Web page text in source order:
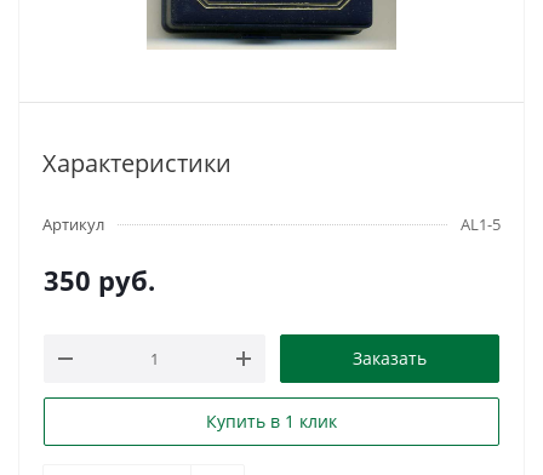
Характеристики
Артикул AL1-5
350 руб.
Заказать
Купить в 1 клик